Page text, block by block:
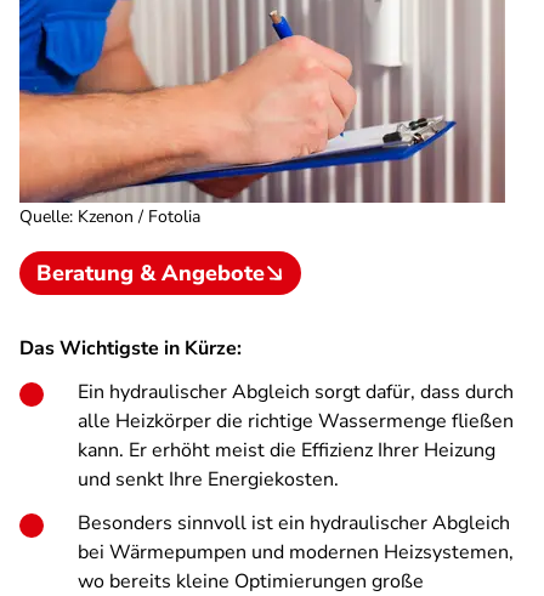
Quelle: Kzenon / Fotolia
Beratung & Angebote
Das Wichtigste in Kürze:
Ein hydraulischer Abgleich sorgt dafür, dass durch
alle Heizkörper die richtige Wassermenge fließen
kann. Er erhöht meist die Effizienz Ihrer Heizung
und senkt Ihre Energiekosten.
Besonders sinnvoll ist ein hydraulischer Abgleich
bei Wärmepumpen und modernen Heizsystemen,
wo bereits kleine Optimierungen große